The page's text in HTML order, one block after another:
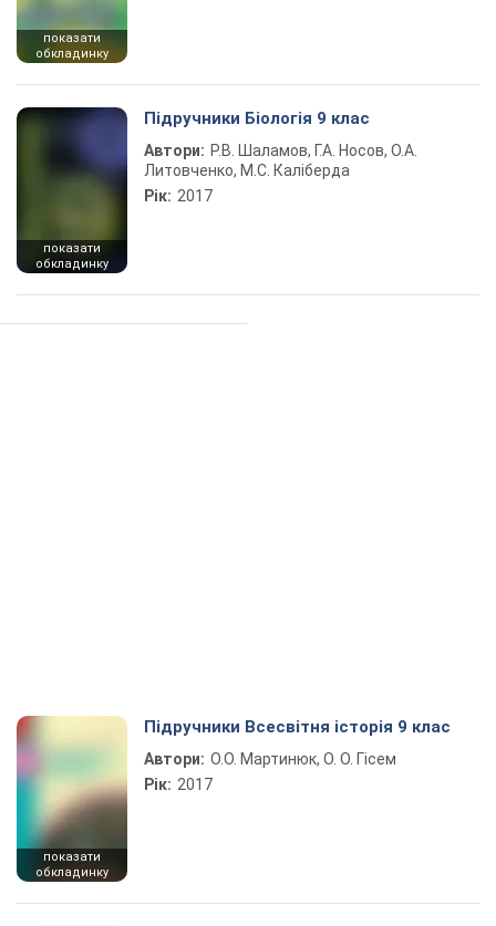
показати
обкладинку
показати
обкладинку
Підручники Біологія 9 клас
Автори: Р.В. Шаламов, Г.А. Носов, О.А.
Литовченко, М.С. Каліберда
Рік: 2017
показати
обкладинку
Підручники Всесвітня історія 9 клас
Автори: О.О. Мартинюк, О. О. Гісем
Рік: 2017